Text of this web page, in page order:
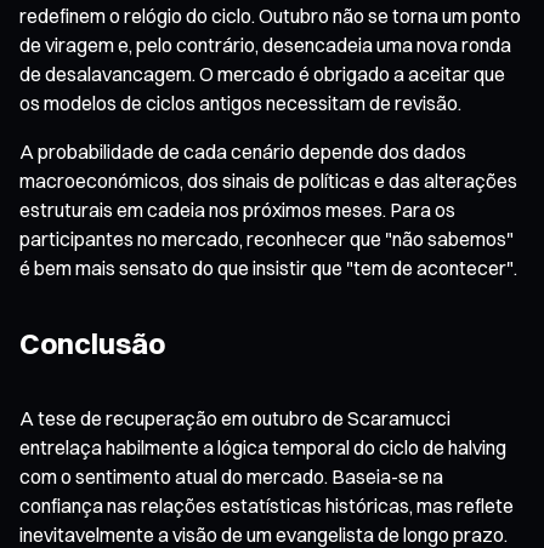
redefinem o relógio do ciclo. Outubro não se torna um ponto
de viragem e, pelo contrário, desencadeia uma nova ronda
de desalavancagem. O mercado é obrigado a aceitar que
os modelos de ciclos antigos necessitam de revisão.
A probabilidade de cada cenário depende dos dados
macroeconómicos, dos sinais de políticas e das alterações
estruturais em cadeia nos próximos meses. Para os
participantes no mercado, reconhecer que "não sabemos"
é bem mais sensato do que insistir que "tem de acontecer".
Conclusão
A tese de recuperação em outubro de Scaramucci
entrelaça habilmente a lógica temporal do ciclo de halving
com o sentimento atual do mercado. Baseia-se na
confiança nas relações estatísticas históricas, mas reflete
inevitavelmente a visão de um evangelista de longo prazo.